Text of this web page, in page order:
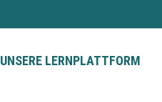
UNSERE LERNPLATTFORM